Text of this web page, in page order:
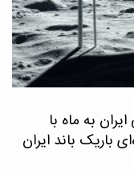
به ماه با
باریک باند ایران